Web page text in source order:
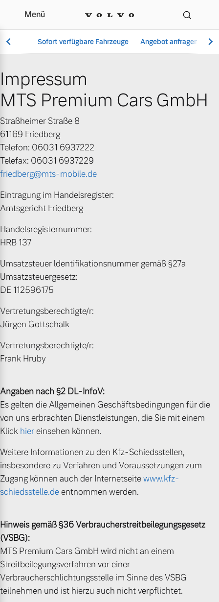
Impressum | MTS
Menü
Sofort verfügbare Fahrzeuge Angebot anfragen
Vollelektrisch
Plug-in Hybrid
Mild-Hybrid
4 Modelle
Geschäftskunden
Editionsmodelle
Angebot anfragen
Fahrzeug konfigurieren
Sofort verfügbare Fahrzeuge
Volvo Selekt
Gebrauchtwagen
Die Neuwagenalternative
Mehr erfahren
Aktuelle Angebote
Geschäftskunden
Volvo Gebrauchtwagenbörse
Gebrauchtwagen
Volvo kauft Ihr Auto
Aktuelle Zubehörangebote
Zubehörkatalog
Sie erhalten bei uns eine
Vielzahl von Original
Volvo Winter- und
Sommer Kompletträder.
Bitte sprechen Sie uns
direkt an.
Frühjahrscheck
Entdecken Sie unsere
saisonalen Angebote.
Mehr erfahren
Über uns
Unser Team
Kontakt und Anfahrt
Unsere News & Events
Impressum
MTS Premium Cars GmbH
Straßheimer Straße 8
61169 Friedberg
Telefon: 06031 6937222
Telefax: 06031 6937229
friedberg@mts-mobile.de
Eintragung im Handelsregister:
Amtsgericht Friedberg
Handelsregisternummer:
HRB 137
Umsatzsteuer ldentifikationsnummer gemäß §27a
Umsatzsteuergesetz:
DE 112596175
Vertretungsberechtigte/r:
Jürgen Gottschalk
Vertretungsberechtigte/r:
Frank Hruby
Angaben nach §2 DL-InfoV:
Es gelten die Allgemeinen Geschäftsbedingungen für die
von uns erbrachten Dienstleistungen, die Sie mit einem
Klick hiereinsehen können.
Weitere Informationen zu den Kfz-Schiedsstellen,
insbesondere zu Verfahren und Voraussetzungen zum
Zugang können auch der Internetseitewww.kfz-
schiedsstelle.deentnommen werden.
Hinweis gemäß §36 Verbraucherstreitbeilegungsgesetz
(VSBG):
MTS Premium Cars GmbH wird nicht an einem
Streitbeilegungsverfahren vor einer
Verbraucherschlichtungsstelle im Sinne des VSBG
teilnehmen und ist hierzu auch nicht verpflichtet.